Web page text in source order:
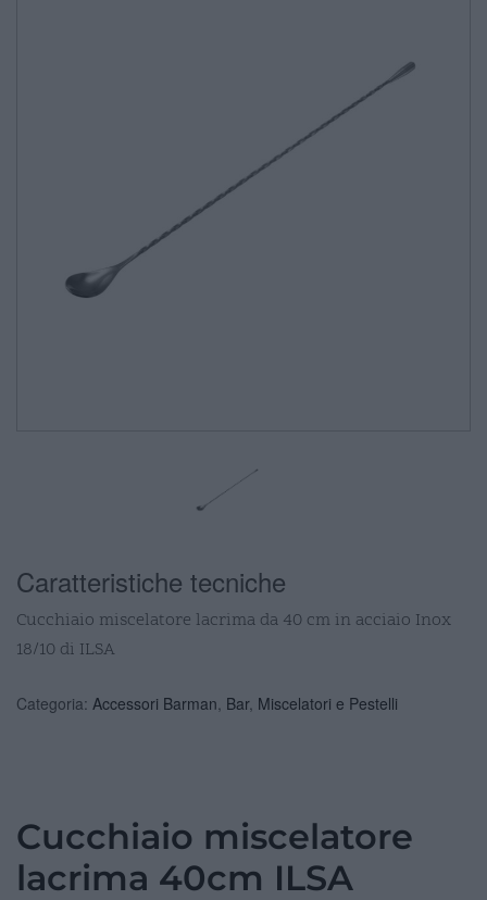
Caratteristiche tecniche
Cucchiaio miscelatore lacrima da 40 cm in acciaio Inox
18/10 di ILSA
Categoria: Accessori Barman Bar, Miscelatori e Pestelli
Cucchiaio miscelatore
lacrima 40cm ILSA